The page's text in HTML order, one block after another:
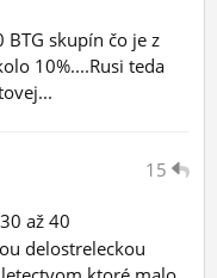
skupín čo je z
10%....Rusi teda
15
až 40
delostreleckou